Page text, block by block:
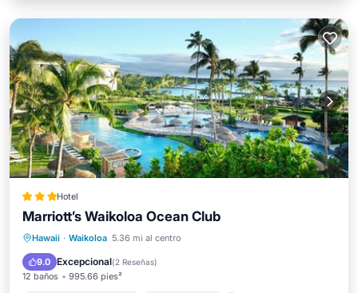
Hotel
Marriott’s Waikoloa Ocean Club
Hawaii · Waikoloa 5.36 mi al centro
9.0 Excepcional(2 Reseñas)
12 baños 995.66 pies²
Bañera de hidromasaje
Piscina
Spa